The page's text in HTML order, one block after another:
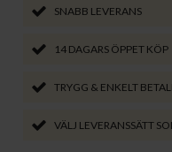
SNABB LEVERANS
14 DAGARS ÖPPET KÖP
TRYGG & ENKELT
VÄLJ LEVERANSSÄTT